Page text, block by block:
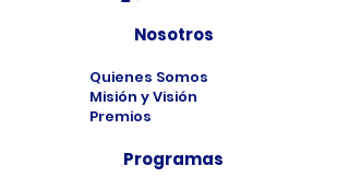
Nosotros
Quienes Somos
Misión y Visión
Premios
Programas